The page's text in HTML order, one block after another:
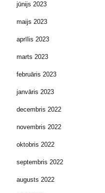
jūnijs 2023
maijs 2023
aprīlis 2023
marts 2023
februāris 2023
janvāris 2023
decembris 2022
novembris 2022
oktobris 2022
septembris 2022
augusts 2022